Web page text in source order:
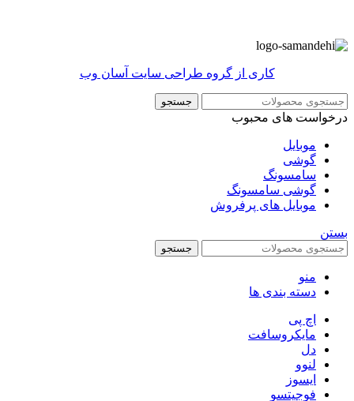
کاری از گروه طراحی سایت آسان وب
جستجو
درخواست های محبوب
موبایل
گوشی
سامسونگ
گوشی سامسونگ
موبایل های پرفروش
بستن
جستجو
منو
دسته بندی ها
اچ پی
مایکروسافت
دل
لنوو
ایسوز
فوجیتسو